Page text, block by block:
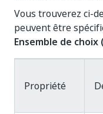
Vous trouverez ci-
peuvent être
Ensemble de choix
Propriété